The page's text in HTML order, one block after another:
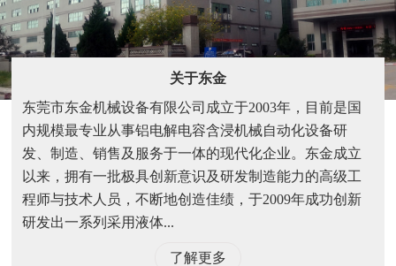
关于东金
东莞市东金机械设备有限公司成立于2003年，目前是国
内规模最专业从事铝电解电容含浸机械自动化设备研
发、制造、销售及服务于一体的现代化企业。东金成立
以来，拥有一批极具创新意识及研发制造能力的高级工
程师与技术人员，不断地创造佳绩，于2009年成功创新
研发出一系列采用液体...
了解更多